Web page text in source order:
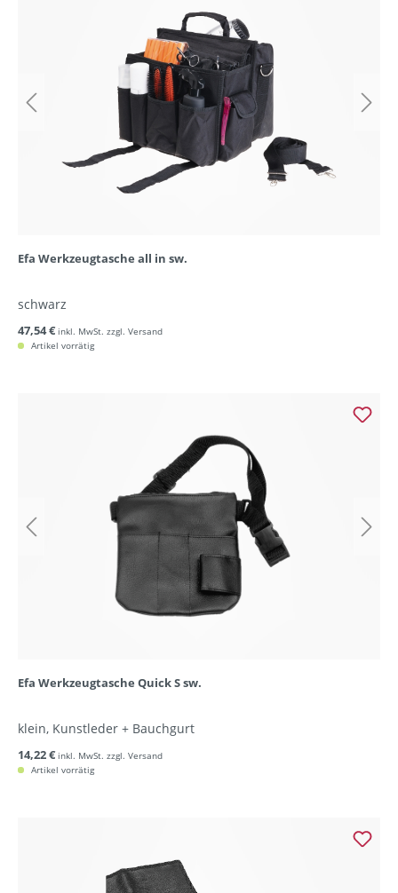
Efa Werkzeugtasche all in sw.
schwarz
47,54 € inkl. MwSt. zzgl. Versand
Artikel vorrätig
Efa Werkzeugtasche Quick S sw.
klein, Kunstleder + Bauchgurt
14,22 € inkl. MwSt. zzgl. Versand
Artikel vorrätig